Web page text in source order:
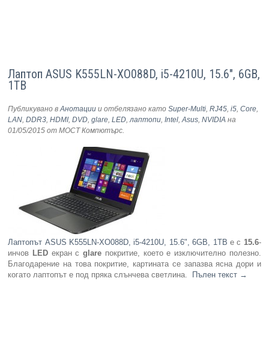
Лаптоп ASUS K555LN-XO088D, i5-4210U, 15.6", 6GB,
1TB
Публикувано вАнотации и отбелязано катоSuper-Multi,RJ45,i5,Core,
LAN,DDR3,HDMI,DVD,glare,LED,лаптопи,Intel,Asus,NVIDIA на
01/05/2015 от МОСТ Компютърс.
Лаптопът ASUS K555LN-XO088D, i5-4210U, 15.6", 6GB, 1TB е с 15.6-
инчов LED екран сglare покритие, което е изключително полезно.
Благодарение на това покритие, картината се запазва ясна дори и
когато лаптопът е под пряка слънчева светлина.
Пълен текст →